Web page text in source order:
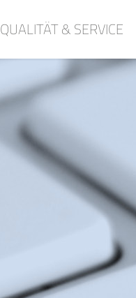
QUALITÄT & SERVICE